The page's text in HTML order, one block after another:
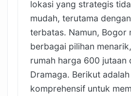
lokasi yang strategis
mudah, terutama
terbatas. Namun, Bogor
berbagai pilihan
rumah harga 600 jutaan
Dramaga. Berikut
komprehensif untuk